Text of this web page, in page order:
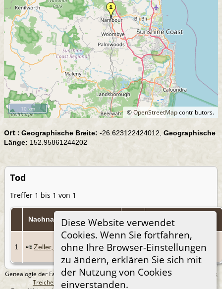
Diese Website verwendet
Cookies. Wenn Sie fortfahren,
ohne Ihre Browser-Einstellungen
zu ändern, erklären Sie sich mit
der Nutzung von Cookies
einverstanden.
©OpenStreetMapcontributors.
10 km
Ort : Geographische Breite:-26.623122424012, Geographische
Länge: 152.95861244202
Tod
Treffer 1 bis 1 von 1
Nachname, Taufnamen Personen-Kennung
1 Zeller, Helena Emilia
15
Mai
1957
I1368
Genealogie der Familie Treichel aus Berlin. - erstellt und betreut von
Andreas
Treichel
Copyright © 2014-2026 Alle Rechte vorbehalten.